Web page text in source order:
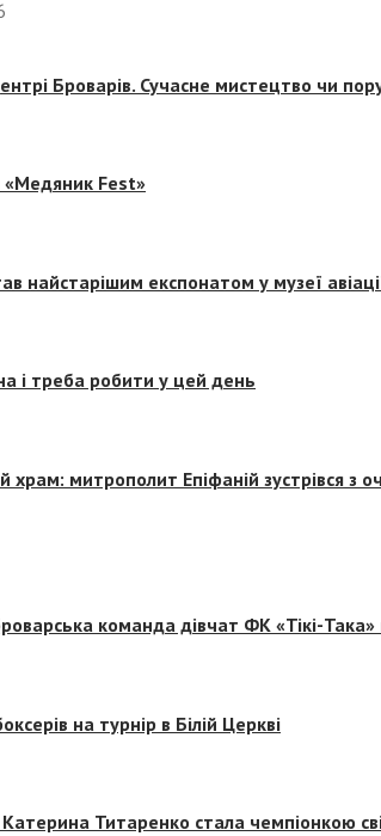
Броварів. Сучасне мистецтво чи
«Медяник Fest»
найстарішим експонатом у музеї
і треба робити у цей день
храм: митрополит Епіфаній зустрівся з
команда дівчат ФК «Тікі-
на турнір в Білій Церкві
Катерина Титаренко стала чемпіонкою